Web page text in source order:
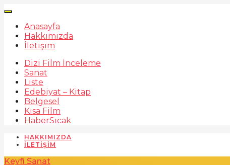
Anasayfa
Hakkımızda
İletişim
Dizi Film İnceleme
Sanat
Liste
Edebiyat – Kitap
Belgesel
Kısa Film
HaberSıcak
HAKKIMIZDA
İLETIŞIM
Keyfi Sanat